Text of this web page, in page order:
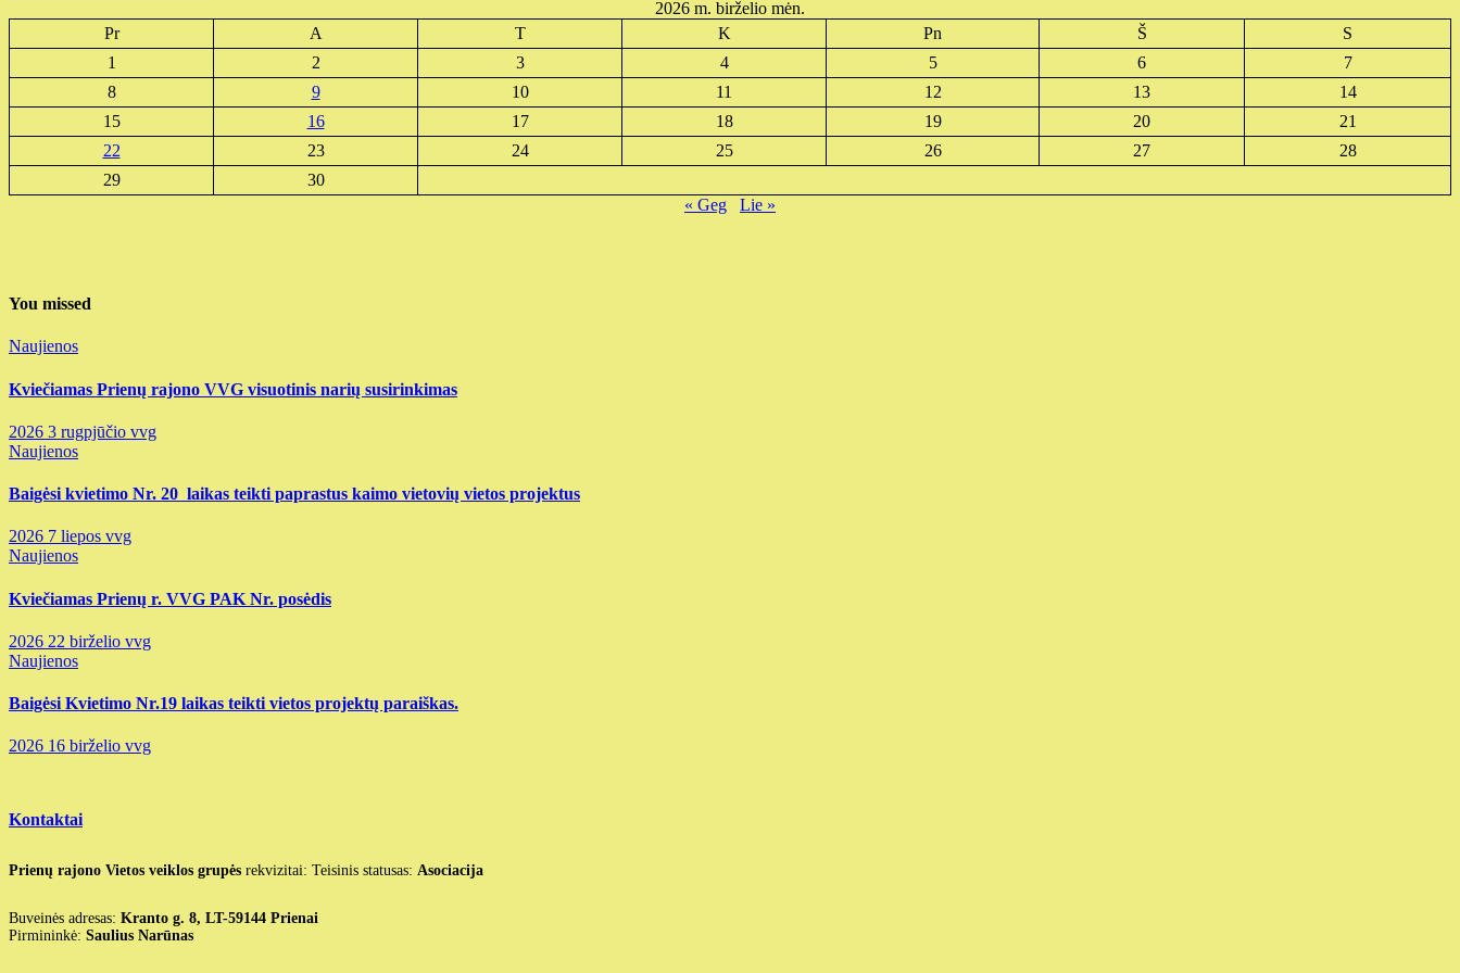
2026 m. birželio mėn.
Pr
A T K Pn Š
S
1
2 3 4 5 6
7
8
9 10 11 12 13
14
15
16 17 18 19 20
21
22
23 24 25 26 27
28
29
30
« Geg
Lie »
You missed
Naujienos
Kviečiamas Prienų rajono VVG visuotinis narių susirinkimas
2026 3 rugpjūčio vvg
Naujienos
Baigėsi kvietimo Nr. 20 laikas teikti paprastus kaimo vietovių vietos projektus
2026 7 liepos vvg
Naujienos
Kviečiamas Prienų r. VVG PAK Nr. posėdis
2026 22 birželio vvg
Naujienos
Baigėsi Kvietimo Nr.19 laikas teikti vietos projektų paraiškas.
2026 16 birželio vvg
Kontaktai
Prienų rajono Vietos veiklos grupės rekvizitai: Teisinis statusas: Asociacija
Buveinės adresas: Kranto g. 8, LT-59144 Prienai
Pirmininkė: Saulius Narūnas